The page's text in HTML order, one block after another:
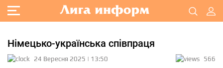
Німецько-українська співпраця
24 Вересня 2025 | 13:50 566